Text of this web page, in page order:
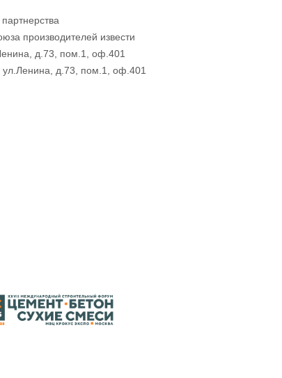
производителей извести
д.73, пом.1, оф.401
ул.Ленина, д.73, пом.1, оф.401